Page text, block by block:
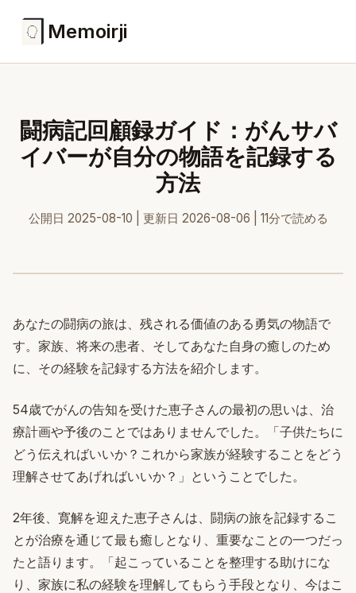
Memoirji
闘病記回顧録ガイド：がんサバ
イバーが自分の物語を記録する
方法
公開日 2025-08-10 | 更新日 2026-08-06 | 11分で読める
あなたの闘病の旅は、残される価値のある勇気の物語で
す。家族、将来の患者、そしてあなた自身の癒しのため
に、その経験を記録する方法を紹介します。
54歳でがんの告知を受けた恵子さんの最初の思いは、治
療計画や予後のことではありませんでした。「子供たちに
どう伝えればいいか？これから家族が経験することをどう
理解させてあげればいいか？」ということでした。
2年後、寛解を迎えた恵子さんは、闘病の旅を記録するこ
とが治療を通じて最も癒しとなり、重要なことの一つだっ
たと語ります。「起こっていることを整理する助けにな
り、家族に私の経験を理解してもらう手段となり、今はこ